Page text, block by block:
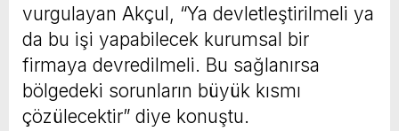
vurgulayan Akçul, “Ya devletleştirilmeli ya
da bu işi yapabilecek kurumsal bir
firmaya devredilmeli. Bu sağlanırsa
bölgedeki sorunların büyük kısmı
çözülecektir” diye konuştu.